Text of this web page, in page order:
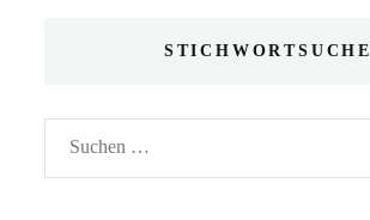
STICHWORTSUCHE
Suchen
nach: